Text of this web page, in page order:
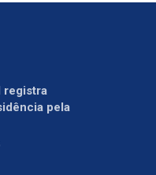
registra
pela